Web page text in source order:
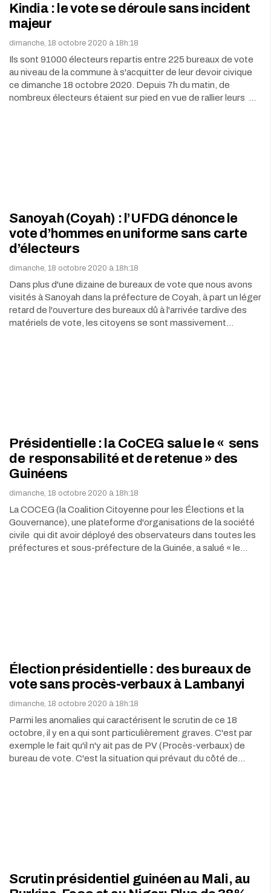
Kindia : le vote se déroule sans incident
majeur
dimanche, 18 octobre 2020 à 18h:18
Ils sont 91000 électeurs repartis entre 225 bureaux de vote
au niveau de la commune à s'acquitter de leur devoir civique
ce dimanche 18 octobre 2020. Depuis 7h du matin, de
nombreux électeurs étaient sur pied en vue de rallier leurs …
Sanoyah (Coyah) : l’UFDG dénonce le
vote d’hommes en uniforme sans carte
d’électeurs
dimanche, 18 octobre 2020 à 18h:18
Dans plus d'une dizaine de bureaux de vote que nous avons
visités à Sanoyah dans la préfecture de Coyah, à part un léger
retard de l'ouverture des bureaux dû à l'arrivée tardive des
matériels de vote, les citoyens se sont massivement…
Présidentielle : la CoCEG salue le « sens
de responsabilité et de retenue » des
Guinéens
dimanche, 18 octobre 2020 à 18h:18
La COCEG (la Coalition Citoyenne pour les Élections et la
Gouvernance), une plateforme d'organisations de la société
civile qui dit avoir déployé des observateurs dans toutes les
préfectures et sous-préfecture de la Guinée, a salué « le…
Élection présidentielle : des bureaux de
vote sans procès-verbaux à Lambanyi
dimanche, 18 octobre 2020 à 18h:18
Parmi les anomalies qui caractérisent le scrutin de ce 18
octobre, il y en a qui sont particulièrement graves. C'est par
exemple le fait qu'il n'y ait pas de PV (Procès-verbaux) de
bureau de vote. C'est la situation qui prévaut du côté de…
Scrutin présidentiel guinéen au Mali, au